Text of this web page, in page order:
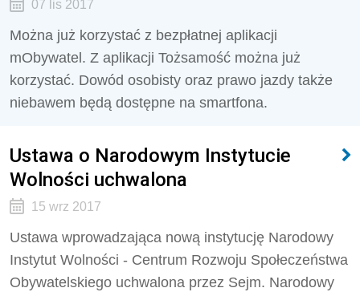
07 lis 2017
Można już korzystać z bezpłatnej aplikacji
mObywatel. Z aplikacji Tożsamość można już
korzystać. Dowód osobisty oraz prawo jazdy także
niebawem będą dostępne na smartfona.
Ustawa o Narodowym Instytucie
Wolności uchwalona
15 wrz 2017
Ustawa wprowadzająca nową instytucję Narodowy
Instytut Wolności - Centrum Rozwoju Społeczeństwa
Obywatelskiego uchwalona przez Sejm. Narodowy